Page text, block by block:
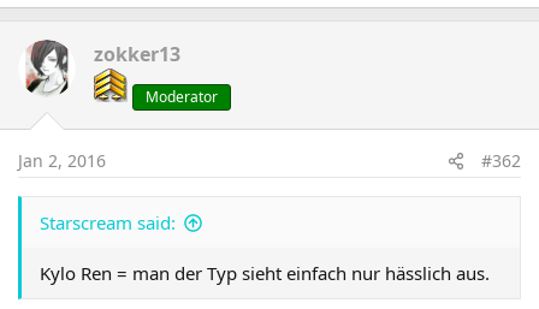
zokker13
Moderator
Jan 2, 2016 #362
Starscream said:
Kylo Ren = man der Typ sieht einfach nur hässlich aus.